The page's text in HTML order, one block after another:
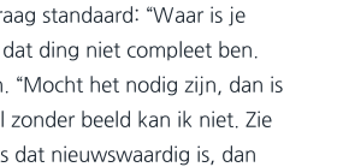
standaard: “Waar is je
ding niet compleet ben.
“Mocht het nodig zijn, dan is
zonder beeld kan ik niet. Zie
dat nieuwswaardig is, dan